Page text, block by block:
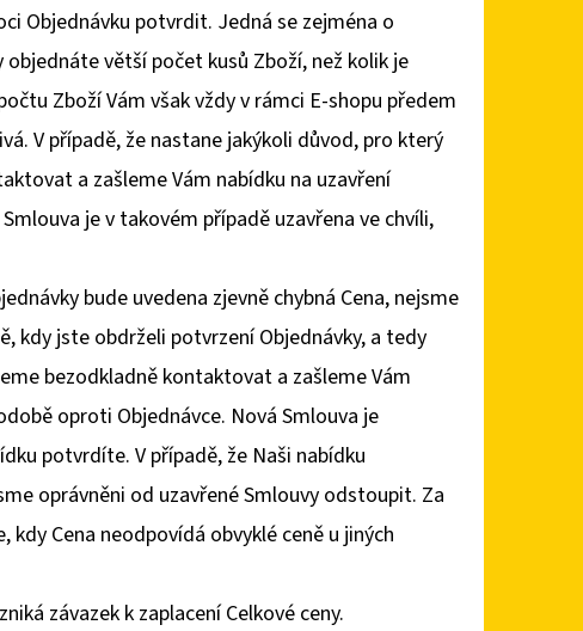
Objednávku potvrdit. Jedná se zejména o
větší počet kusů Zboží, než kolik je
Zboží Vám však vždy v rámci E-shopu předem
V případě, že nastane jakýkoli důvod, pro který
a zašleme Vám nabídku na uzavření
je v takovém případě uzavřena ve chvíli,
bude uvedena zjevně chybná Cena, nejsme
kdy jste obdrželi potvrzení Objednávky, a tedy
bezodkladně kontaktovat a zašleme Vám
oproti Objednávce. Nová Smlouva je
potvrdíte. V případě, že Naši nabídku
oprávněni od uzavřené Smlouvy odstoupit. Za
kdy Cena neodpovídá obvyklé ceně u jiných
závazek k zaplacení Celkové ceny.